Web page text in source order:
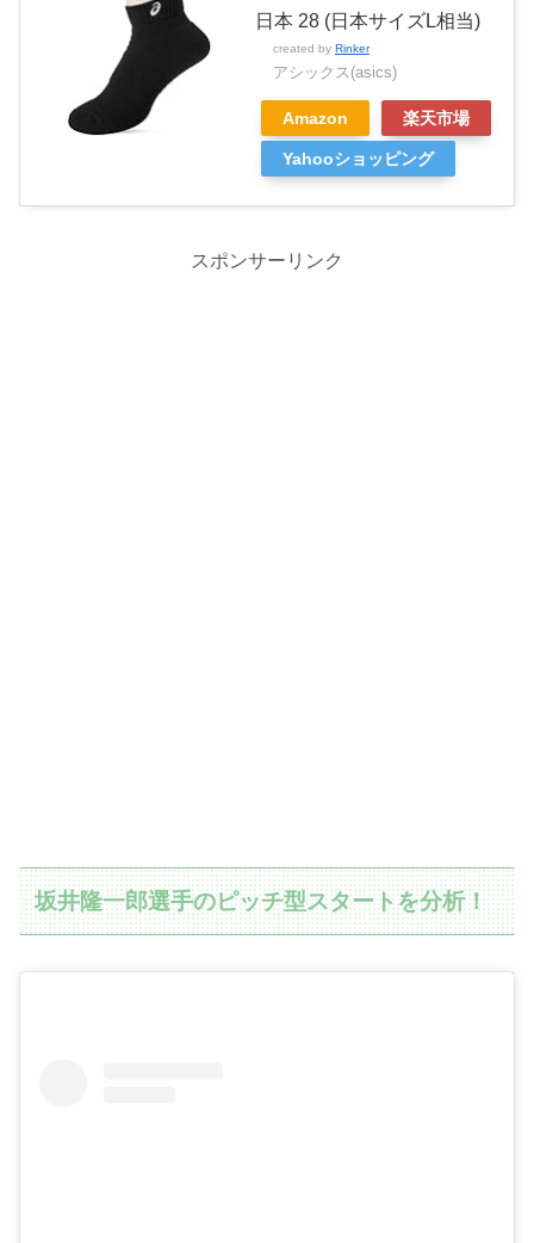
日本 28 (日本サイズL相当)
created by Rinker
アシックス(asics)
Amazon 楽天市場
Yahooショッピング
スポンサーリンク
坂井隆一郎選手のピッチ型スタートを分析！